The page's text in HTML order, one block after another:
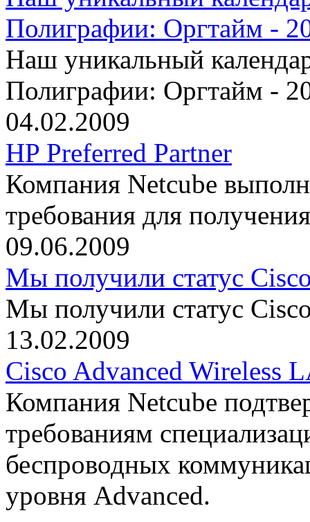
Полиграфии: Оргтайм -
Наш уникальный
Полиграфии: Оргтайм -
04.02.2009
HP Preferred Partner
Компания Netcube
требования для
09.06.2009
Мы получили статус
Мы получили статус
13.02.2009
Cisco Advanced Wireless
Компания Netcube
требованиям
беспроводных
уровня Advanced.